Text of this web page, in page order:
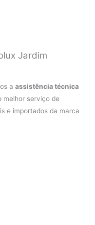
Jardim
aassistência técnica
melhor serviço de
e importados da marca